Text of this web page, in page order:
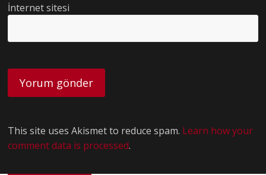
İnternet sitesi
This site uses Akismet to reduce spam. Learn how your
comment data is processed.